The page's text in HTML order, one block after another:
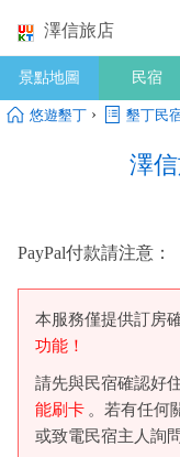
澤信旅店
景點地圖 民宿
悠遊墾丁 › 墾丁民
澤
PayPal付款請注意：
本服務僅提供訂房
功能！
請先與民宿確認好
能刷卡 。若有任何
或致電民宿主人詢